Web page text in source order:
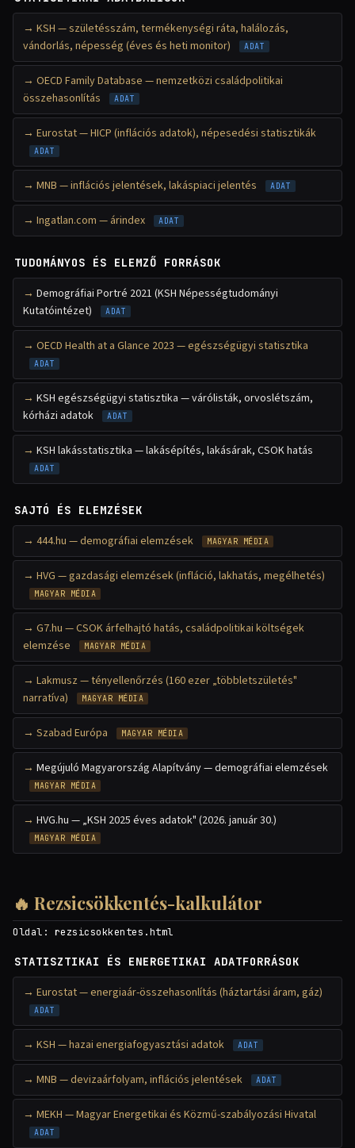
KSH — születésszám, termékenységi ráta, halálozás,
vándorlás, népesség (éves és heti monitor)
ADAT
OECD Family Database — nemzetközi családpolitikai
összehasonlítás
ADAT
Eurostat — HICP (inflációs adatok), népesedési statisztikák
ADAT
MNB — inflációs jelentések, lakáspiaci jelentés ADAT
Ingatlan.com — árindex ADAT
TUDOMÁNYOS ÉS ELEMZŐ FORRÁSOK
Demográfiai Portré 2021 (KSH Népességtudományi
Kutatóintézet)
ADAT
OECD Health at a Glance 2023 — egészségügyi statisztika
ADAT
KSH egészségügyi statisztika — várólisták, orvoslétszám,
kórházi adatok
ADAT
KSH lakásstatisztika — lakásépítés, lakásárak, CSOK hatás
ADAT
SAJTÓ ÉS ELEMZÉSEK
444.hu — demográfiai elemzések MAGYAR MÉDIA
HVG — gazdasági elemzések (infláció, lakhatás, megélhetés)
MAGYAR MÉDIA
G7.hu — CSOK árfelhajtó hatás, családpolitikai költségek
elemzése
MAGYAR MÉDIA
Lakmusz — tényellenőrzés (160 ezer „többletszületés"
narratíva)
MAGYAR MÉDIA
Szabad Európa MAGYAR MÉDIA
Megújuló Magyarország Alapítvány — demográfiai elemzések
MAGYAR MÉDIA
HVG.hu — „KSH 2025 éves adatok" (2026. január 30.)
MAGYAR MÉDIA
🔥 Rezsicsökkentés-kalkulátor
Oldal: rezsicsokkentes.html
STATISZTIKAI ÉS ENERGETIKAI ADATFORRÁSOK
Eurostat — energiaár-összehasonlítás (háztartási áram, gáz)
ADAT
KSH — hazai energiafogyasztási adatok ADAT
MNB — devizaárfolyam, inflációs jelentések ADAT
MEKH — Magyar Energetikai és Közmű-szabályozási Hivatal
ADAT